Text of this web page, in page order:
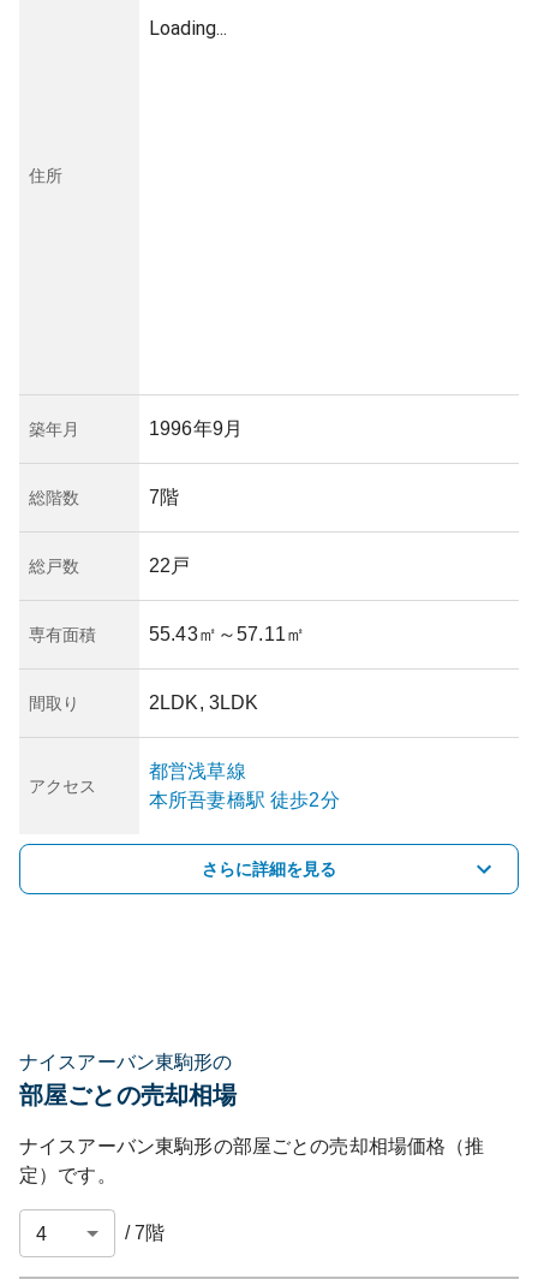
住所
Loading...
築年月 1996年9月
総階数 7階
総戸数 22戸
専有面積 55.43㎡ ～57.11㎡
間取り 2LDK, 3LDK
アクセス
都営浅草線
本所吾妻橋駅 徒歩2分
さらに詳細を見る
ナイスアーバン東駒形の
部屋ごとの売却相場
ナイスアーバン東駒形の部屋ごとの売却相場価格（推
定）です。
/7階